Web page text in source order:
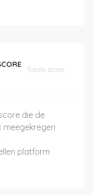
Totale score:
die de
platform